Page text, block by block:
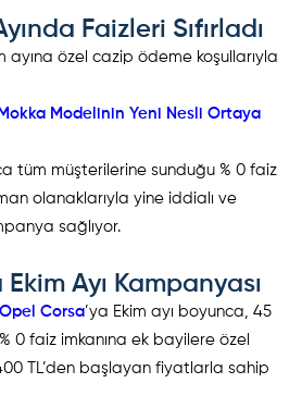
Faizleri Sıfırladı
ayına özel cazip ödeme koşullarıyla
Modelinin Yeni Nesli Ortaya
tüm müşterilerine sunduğu % 0 faiz
olanaklarıyla yine iddialı ve
sağlıyor.
Ayı Kampanyası
Opel Corsa’ya Ekim ayı boyunca, 45
0 faiz imkanına ek bayilere özel
TL’den başlayan fiyatlarla sahip